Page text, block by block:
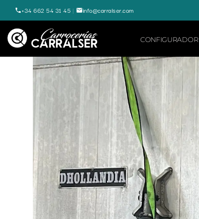
+34 662 54 31 45 | info@carralser.com
CONFIGURADOR